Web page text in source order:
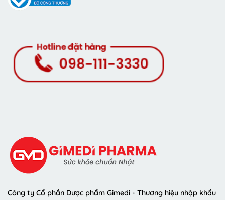
Công ty Cổ phần Dược phẩm Gimedi - Thương hiệu nhập khẩu